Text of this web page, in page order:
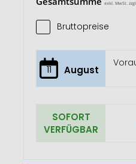
exkl. MwSt. zzgl.
Bruttopreise
11 August
SOFORT
VERFÜGBAR